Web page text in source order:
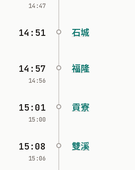
14:47
14:51 石城
14:57
14:56
福隆
15:01
15:00
貢寮
15:08
15:06
雙溪